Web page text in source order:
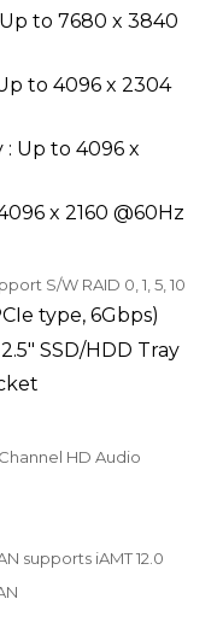
to 7680 x 3840
to 4096 x 2304
: Up to 4096 x
x 2160 @60Hz
S/W RAID 0, 1, 5, 10
type, 6Gbps)
SSD/HDD Tray
HD Audio
supports iAMT 12.0